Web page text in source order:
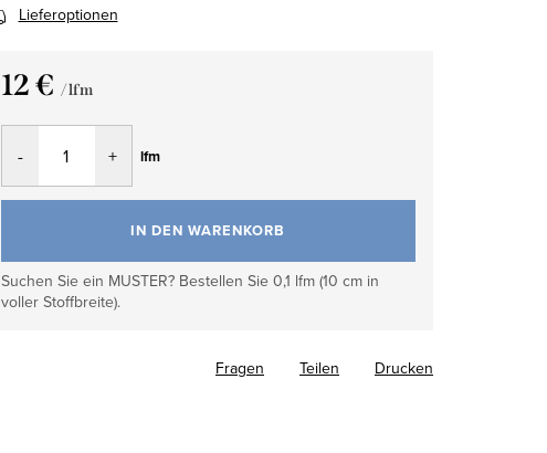
Lieferoptionen
12 € / lfm
Verkaufspreis:
lfm
IN DEN WARENKORB
Suchen Sie ein MUSTER? Bestellen Sie 0,1 lfm (10 cm in
voller Stoffbreite).
Drucken
Fragen Teilen